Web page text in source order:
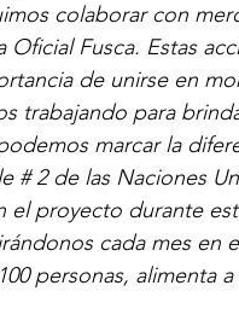
colaborar con
Oficial Fusca. Estas
de unirse en
trabajando para
marcar la
# 2 de las Naciones
el proyecto durante
cada mes en
personas, alimenta a